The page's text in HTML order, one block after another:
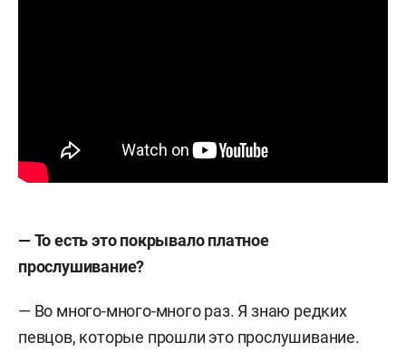
— То есть это покрывало платное
прослушивание?
— Во много-много-много раз. Я знаю редких
певцов, которые прошли это прослушивание.